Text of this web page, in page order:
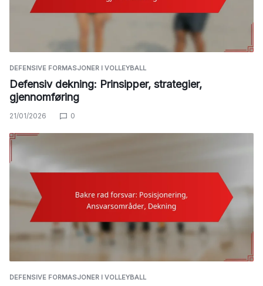
DEFENSIVE FORMASJONER I VOLLEYBALL
Defensiv dekning: Prinsipper, strategier,
gjennomføring
21/01/2026 0
DEFENSIVE FORMASJONER I VOLLEYBALL